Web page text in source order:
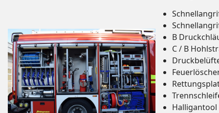
B
C / B
Halligantool